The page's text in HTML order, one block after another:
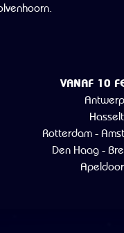
VANAF 10
Rotterdam -
Den Haag -